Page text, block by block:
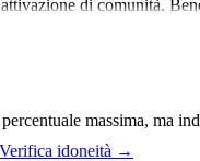
di comunità.
massima, ma
Verifica idoneità →